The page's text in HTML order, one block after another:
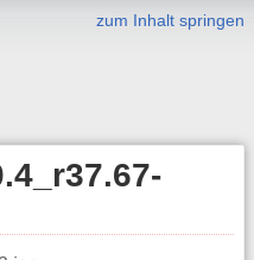
zum Inhalt springen